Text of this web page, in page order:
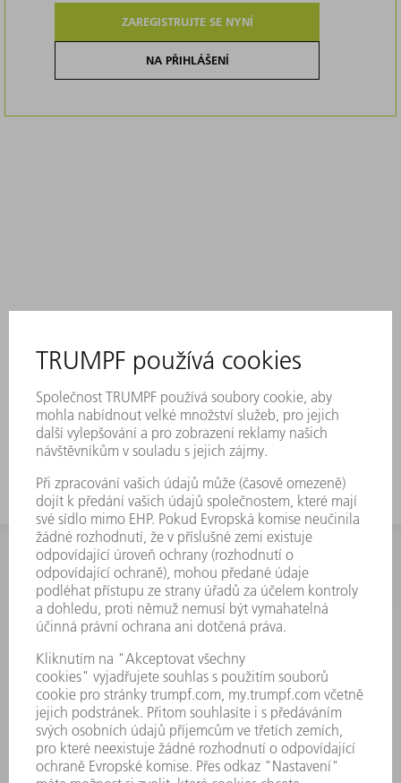
ZAREGISTRUJTE SE NYNÍ
NA PŘIHLÁŠENÍ
INFORMACE
Často kladené dotazy
Všeobecné obchodní podmínky
KONTAKTNÍ ÚDAJE
Náhradní díly
+420 251 106 254
Po - čt 8:00 - 17:00
Pá 8:00 - 16:00
ND@trumpf.com
KONTAKTNÍ ÚDAJE